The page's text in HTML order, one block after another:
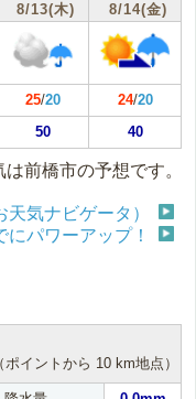
8/13(木) 8/14(金)
25/20 24/20
50 40
前橋市の予想です。
気ナビゲータ）
パワーアップ！
（ポイントから 10 km地点）